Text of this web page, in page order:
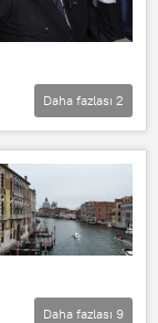
Daha fazlası 2
Daha fazlası 9